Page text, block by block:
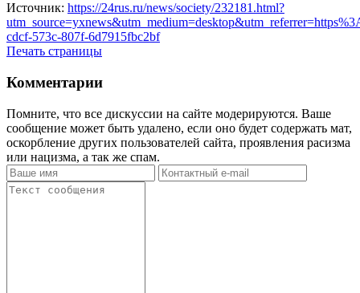
Источник: https://24rus.ru/news/society/232181.html?
cdcf-573c-807f-6d7915fbc2bf
Печать страницы
Комментарии
Помните, что все дискуссии на сайте модерируются. Ваше
сообщение может быть удалено, если оно будет содержать мат,
оскорбление других пользователей сайта, проявления расизма
или нацизма, а так же спам.